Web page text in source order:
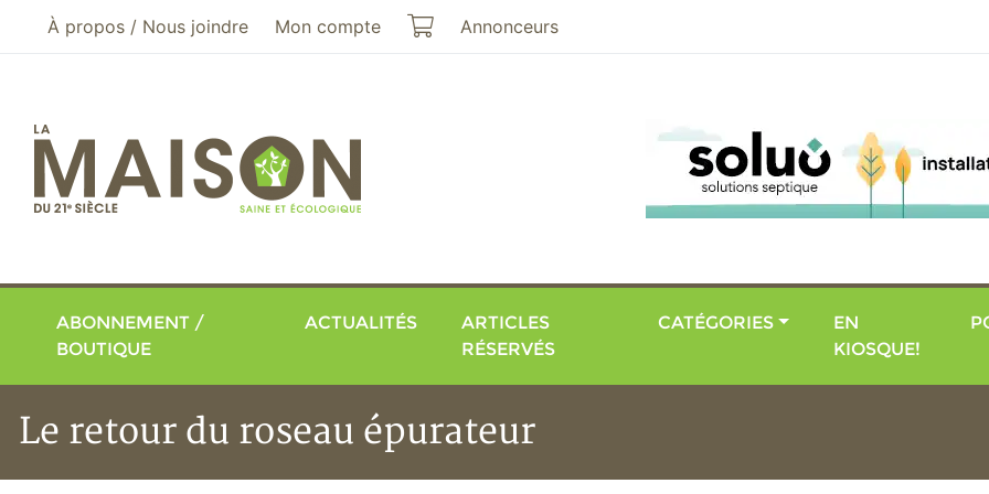
Aller au menu principal
Aller au contenu principal
À propos / Nous joindre Mon compte Mon panier
Annonceurs
ABONNEMENT /
BOUTIQUE
ACTUALITÉS
ARTICLES
RÉSERVÉS
CATÉGORIES
EN
KIOSQUE!
Le retour du roseau épurateur